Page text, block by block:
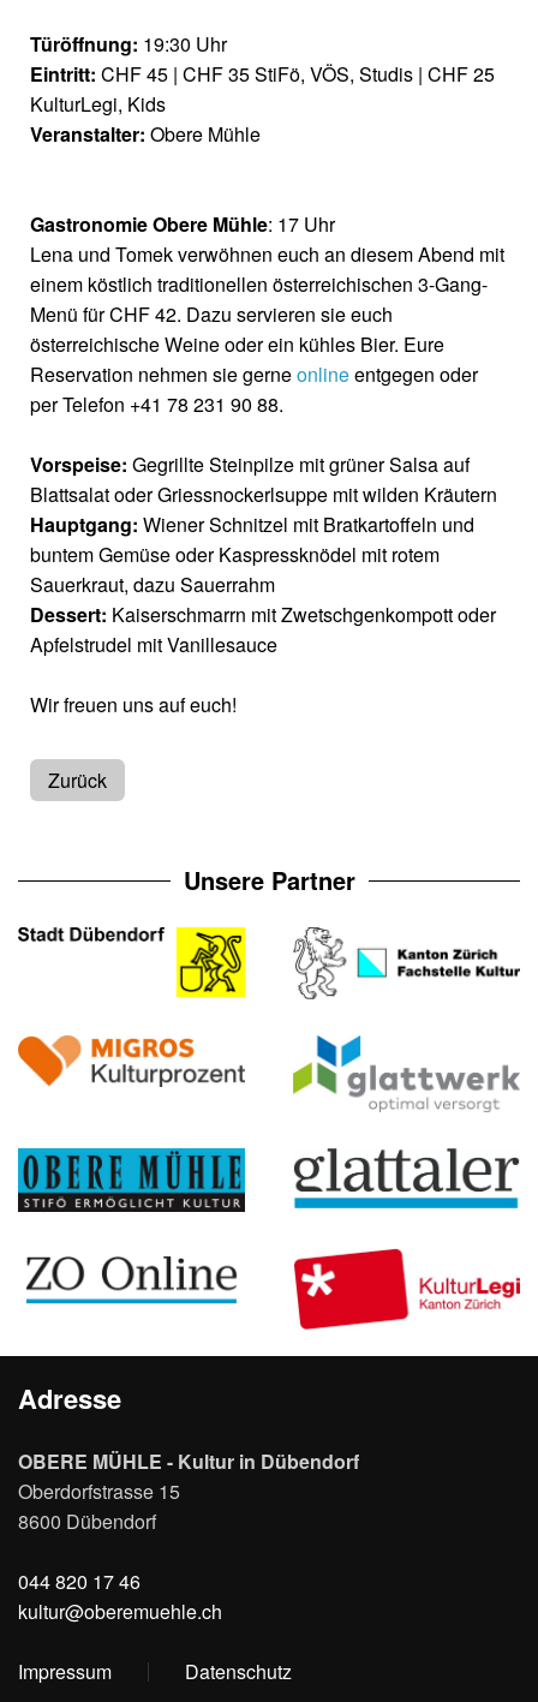
Türöffnung: 19:30 Uhr
Eintritt: CHF 45 | CHF 35 StiFö, VÖS, Studis | CHF 25
KulturLegi, Kids
Veranstalter: Obere Mühle
Gastronomie Obere Mühle: 17 Uhr
Lena und Tomek verwöhnen euch an diesem Abend mit
einem köstlich traditionellen österreichischen 3-Gang-
Menü für CHF 42. Dazu servieren sie euch
österreichische Weine oder ein kühles Bier. Eure
Reservation nehmen sie gerneonlineentgegen oder
per Telefon +41 78 231 90 88.
Vorspeise: Gegrillte Steinpilze mit grüner Salsa auf
Blattsalat oder Griessnockerlsuppe mit wilden Kräutern
Hauptgang: Wiener Schnitzel mit Bratkartoffeln und
buntem Gemüse oder Kaspressknödel mit rotem
Sauerkraut, dazu Sauerrahm
Dessert: Kaiserschmarrn mit Zwetschgenkompott oder
Apfelstrudel mit Vanillesauce
Wir freuen uns auf euch!
Zurück
Unsere Partner
Adresse
OBERE MÜHLE - Kultur in Dübendorf
Oberdorfstrasse 15
8600 Dübendorf
044 820 17 46
kultur@oberemuehle.ch
Impressum Datenschutz